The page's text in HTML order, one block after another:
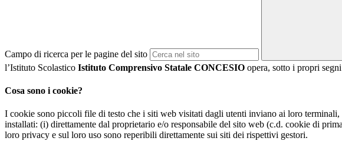
Campo di ricerca per le pagine del sito
l’Istituto Scolastico Istituto Comprensivo Statale CONCESIO opera, sotto i propri
Cosa sono i cookie?
I cookie sono piccoli file di testo che i siti web visitati dagli utenti inviano ai loro terminali,
installati: (i) direttamente dal proprietario e/o responsabile del sito web (c.d. cookie di
loro privacy e sul loro uso sono reperibili direttamente sui siti dei rispettivi gestori.